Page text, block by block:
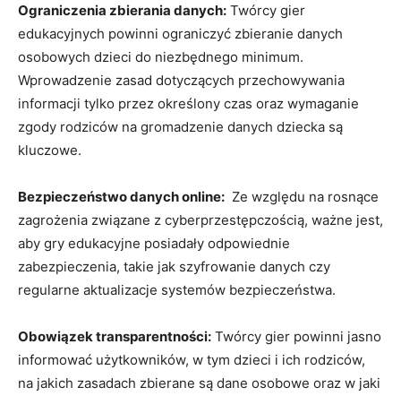
Ograniczenia‌ zbierania danych: ⁤Twórcy gier
edukacyjnych powinni ograniczyć zbieranie⁢ danych
osobowych dzieci do niezbędnego ‌minimum.
Wprowadzenie zasad dotyczących przechowywania
informacji tylko przez określony‍ czas ⁤oraz wymaganie
zgody rodziców na gromadzenie danych dziecka są
kluczowe.
Bezpieczeństwo‍ danych⁤ online: ​ Ze względu na ⁢rosnące
zagrożenia związane z cyberprzestępczością,‍ ważne jest,
aby gry edukacyjne posiadały odpowiednie
zabezpieczenia, takie​ jak szyfrowanie ‍danych czy
‍regularne⁤ aktualizacje systemów bezpieczeństwa.
Obowiązek transparentności: Twórcy gier powinni ‍jasno
​informować użytkowników, w ⁤tym⁤ dzieci i ich rodziców,
na⁢ jakich zasadach zbierane są dane osobowe⁢ oraz ​w jaki